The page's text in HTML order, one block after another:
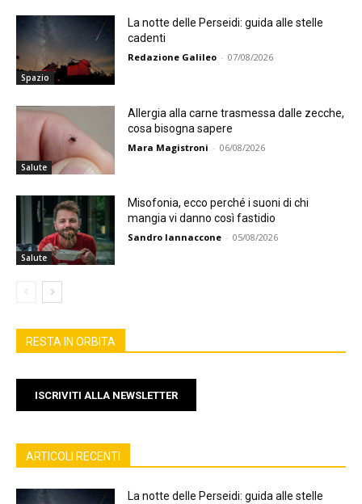
Spazio
La notte delle Perseidi: guida alle stelle
cadenti
Redazione Galileo - 07/08/2026
Salute
Allergia alla carne trasmessa dalle zecche,
cosa bisogna sapere
Mara Magistroni - 06/08/2026
Salute
Misofonia, ecco perché i suoni di chi
mangia vi danno così fastidio
Sandro Iannaccone - 05/08/2026
RESTA IN ORBITA
ISCRIVITI ALLA NEWSLETTER
ARTICOLI RECENTI
La notte delle Perseidi: guida alle stelle